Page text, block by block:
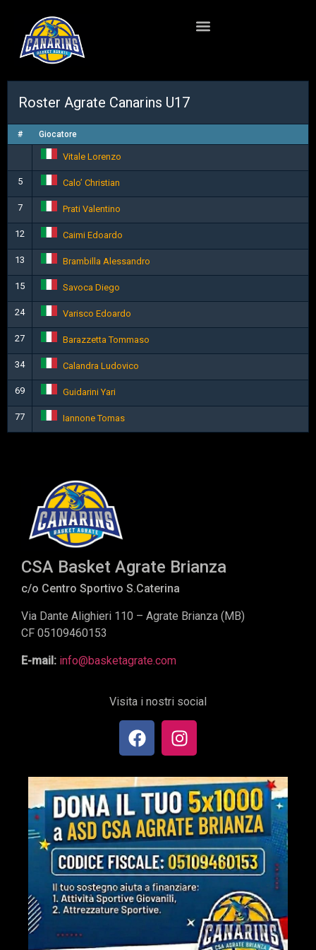
Roster Agrate Canarins U17
# Giocatore
Vitale Lorenzo
5 Calo’ Christian
7 Prati Valentino
12 Caimi Edoardo
13 Brambilla Alessandro
15 Savoca Diego
24 Varisco Edoardo
27 Barazzetta Tommaso
34 Calandra Ludovico
69 Guidarini Yari
77 Iannone Tomas
CSA Basket Agrate Brianza
c/o Centro Sportivo S.Caterina
Via Dante Alighieri 110 – Agrate Brianza (MB)
CF 05109460153
E-mail: info@basketagrate.com
Visita i nostri social